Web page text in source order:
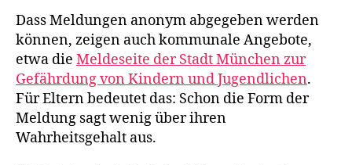
Dass Meldungen anonym abgegeben werden
können, zeigen auch kommunale Angebote,
etwa die Meldeseite der Stadt München zur
Gefährdung von Kindern und Jugendlichen.
Für Eltern bedeutet das: Schon die Form der
Meldung sagt wenig über ihren
Wahrheitsgehalt aus.